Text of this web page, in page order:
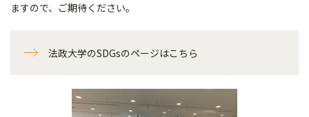
ますので、ご期待ください。
法政大学のSDGsのページはこちら